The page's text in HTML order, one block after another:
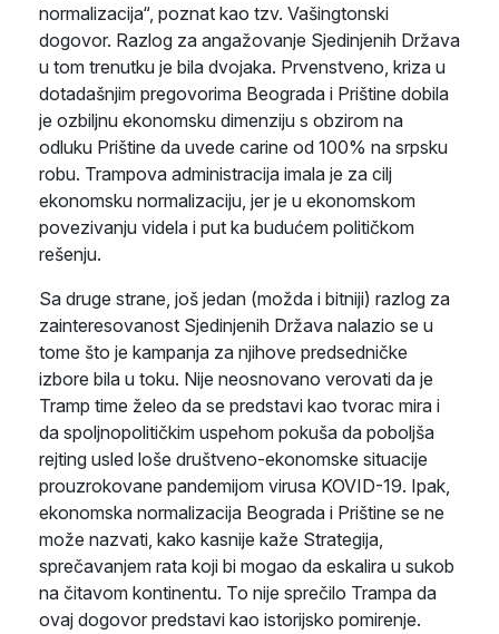
normalizacija“, poznat kao tzv. Vašingtonski
dogovor. Razlog za angažovanje Sjedinjenih Država
u tom trenutku je bila dvojaka. Prvenstveno, kriza u
dotadašnjim pregovorima Beograda i Prištine dobila
je ozbiljnu ekonomsku dimenziju s obzirom na
odluku Prištine da uvede carine od 100% na srpsku
robu. Trampova administracija imala je za cilj
ekonomsku normalizaciju, jer je u ekonomskom
povezivanju videla i put ka budućem političkom
rešenju.
Sa druge strane, još jedan (možda i bitniji) razlog za
zainteresovanost Sjedinjenih Država nalazio se u
tome što je kampanja za njihove predsedničke
izbore bila u toku. Nije neosnovano verovati da je
Tramp time želeo da se predstavi kao tvorac mira i
da spoljnopolitičkim uspehom pokuša da poboljša
rejting usled loše društveno-ekonomske situacije
prouzrokovane pandemijom virusa KOVID-19. Ipak,
ekonomska normalizacija Beograda i Prištine se ne
može nazvati, kako kasnije kaže Strategija,
sprečavanjem rata koji bi mogao da eskalira u sukob
na čitavom kontinentu. To nije sprečilo Trampa da
ovaj dogovor predstavi kao istorijsko pomirenje.